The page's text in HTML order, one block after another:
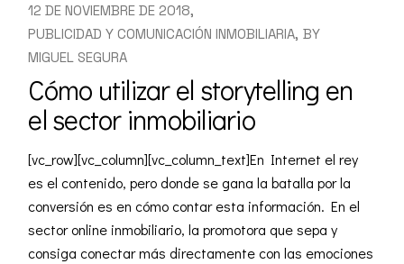
12 DE NOVIEMBRE DE 2018
PUBLICIDAD Y COMUNICACIÓN INMOBILIARIA BY
MIGUEL SEGURA
Cómo utilizar el storytelling en
el sector inmobiliario
[vc_row][vc_column][vc_column_text]En Internet el rey
es el contenido, pero donde se gana la batalla por la
conversión es en cómo contar esta información. En el
sector online inmobiliario, la promotora que sepa y
consiga conectar más directamente con las emociones